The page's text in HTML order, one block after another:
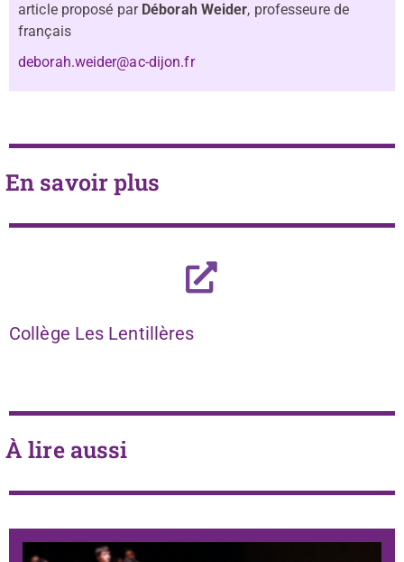
article proposé par Déborah Weider, professeure de
français
deborah.weider@ac-dijon.fr
En savoir plus
Collège Les Lentillères
À lire aussi